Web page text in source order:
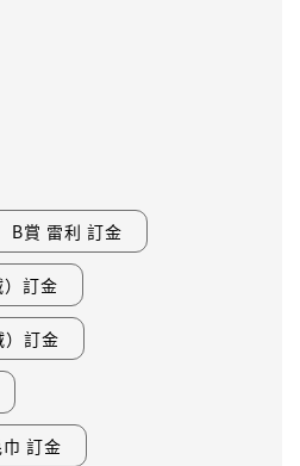
B賞 雷利 訂金
訂金
）訂金
訂金